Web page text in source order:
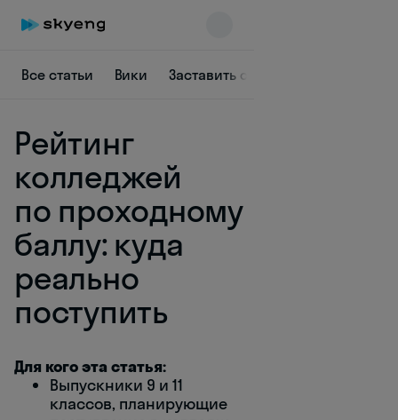
Все статьи Вики Заставить себя
Рейтинг
колледжей
по проходному
баллу: куда
реально
поступить
Для кого эта статья:
Выпускники 9 и 11
классов, планирующие
Skyeng Chat
online